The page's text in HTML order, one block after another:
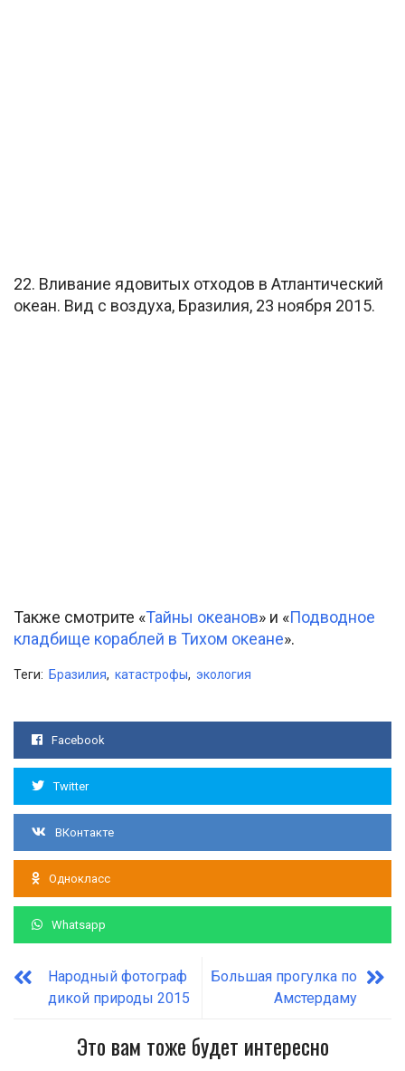
22. Вливание ядовитых отходов в Атлантический
океан. Вид с воздуха, Бразилия, 23 ноября 2015.
Также смотрите «Тайны океанов» и «Подводное
кладбище кораблей в Тихом океане».
Теги: Бразилия, катастрофы, экология
Facebook
Twitter
ВКонтакте
Однокласс
Whatsapp
Народный фотограф
дикой природы 2015
Большая прогулка по
Амстердаму
Это вам тоже будет интересно